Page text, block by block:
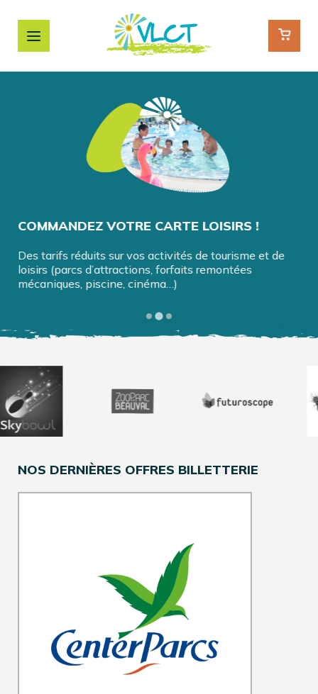
COMMANDEZ VOTRE CARTE LOISIRS !
Des tarifs réduits sur vos activités de tourisme et de
loisirs (parcs d’attractions, forfaits remontées
mécaniques, piscine, cinéma…)
NOS DERNIÈRES OFFRES BILLETTERIE